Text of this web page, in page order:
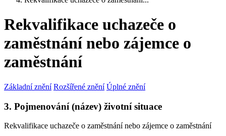
Rekvalifikace uchazeče o
zaměstnání nebo zájemce o
zaměstnání
Základní znění Rozšířené znění Úplné znění
3. Pojmenování (název) životní situace
Rekvalifikace uchazeče o zaměstnání nebo zájemce o zaměstnání